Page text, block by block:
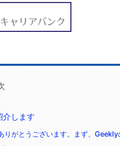
介します
りがとうございます。まず、Geekly